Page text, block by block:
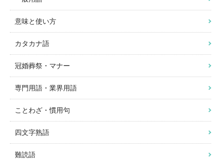
意味と使い方
カタカナ語
冠婚葬祭・マナー
専門用語・業界用語
ことわざ・慣用句
四文字熟語
難読語